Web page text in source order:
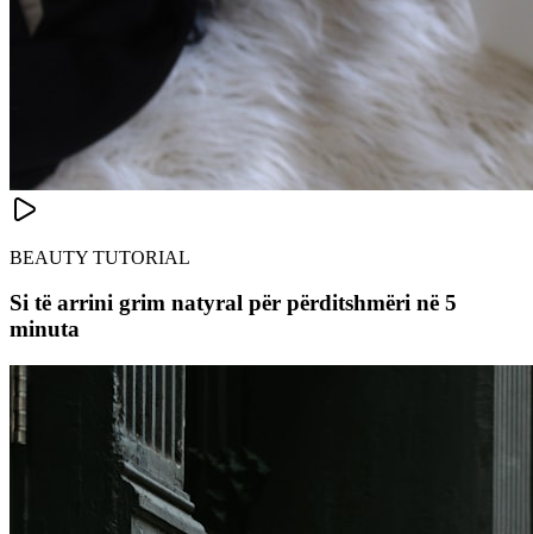
BEAUTY TUTORIAL
Si të arrini grim natyral për përditshmëri në 5
minuta